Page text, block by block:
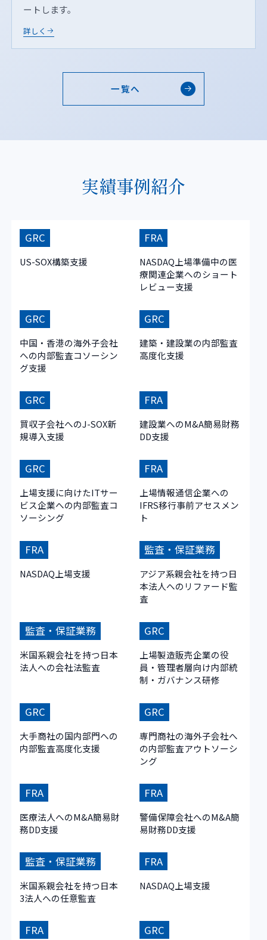
ートします。
詳しく
一覧へ
実績事例紹介
GRC
US-SOX構築支援
FRA
NASDAQ上場準備中の医
療関連企業へのショート
レビュー支援
GRC
中国・香港の海外子会社
への内部監査コソーシン
グ支援
GRC
建築・建設業の内部監査
高度化支援
GRC
買収子会社へのJ-SOX新
規導入支援
FRA
建設業へのM&A簡易財務
DD支援
GRC
上場支援に向けたITサー
ビス企業への内部監査コ
ソーシング
FRA
上場情報通信企業への
IFRS移行事前アセスメン
ト
FRA
NASDAQ上場支援
監査・保証業務
アジア系親会社を持つ日
本法人へのリファード監
査
監査・保証業務
米国系親会社を持つ日本
法人への会社法監査
GRC
上場製造販売企業の役
員・管理者層向け内部統
制・ガバナンス研修
GRC
大手商社の国内部門への
内部監査高度化支援
GRC
専門商社の海外子会社へ
の内部監査アウトソーシ
ング
FRA
医療法人へのM&A簡易財
務DD支援
FRA
警備保障会社へのM&A簡
易財務DD支援
監査・保証業務
米国系親会社を持つ日本
3法人への任意監査
FRA
NASDAQ上場支援
FRA GRC